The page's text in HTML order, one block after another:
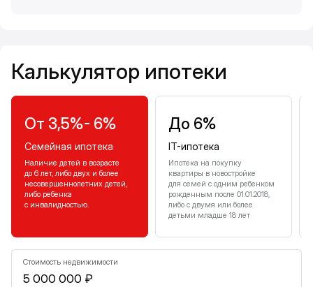
Калькулятор ипотеки
От 3,5%- 6%
Семейная ипотека
Наличие детей в возрасте
до 6 лет, либо двух и более
несовершеннолетних детей,
либо ребенка
с инвалидностью.
До 6%
IT-ипотека
Ипотека на покупку
квартиры в новостройке
для семей с одним ребенком
рожденным после 01.01.2018,
либо с двумя или более
детьми младше 18 лет
Стоимость недвижимости